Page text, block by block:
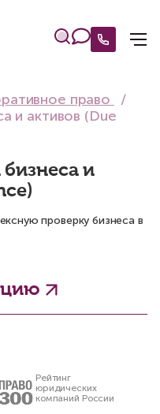
право
и активов (Due
и
проверку бизнеса в
Рейтинг
юридических
компаний России